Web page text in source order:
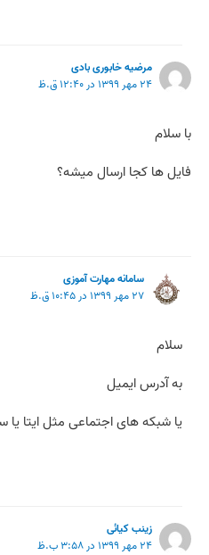
مرضیه خابوری بادی
۲۴ مهر ۱۳۹۹ در ۱۲:۴۰ ق.ظ
با سلام
فایل ها کجا ارسال میشه؟
سامانه مهارت آموزی
۲۷ مهر ۱۳۹۹ در ۱۰:۴۵ ق.ظ
سلام
به آدرس ایمیل
یا شبکه های اجتماعی مثل ایتا یا
زینب کیائی
۲۴ مهر ۱۳۹۹ در ۳:۵۸ ب.ظ